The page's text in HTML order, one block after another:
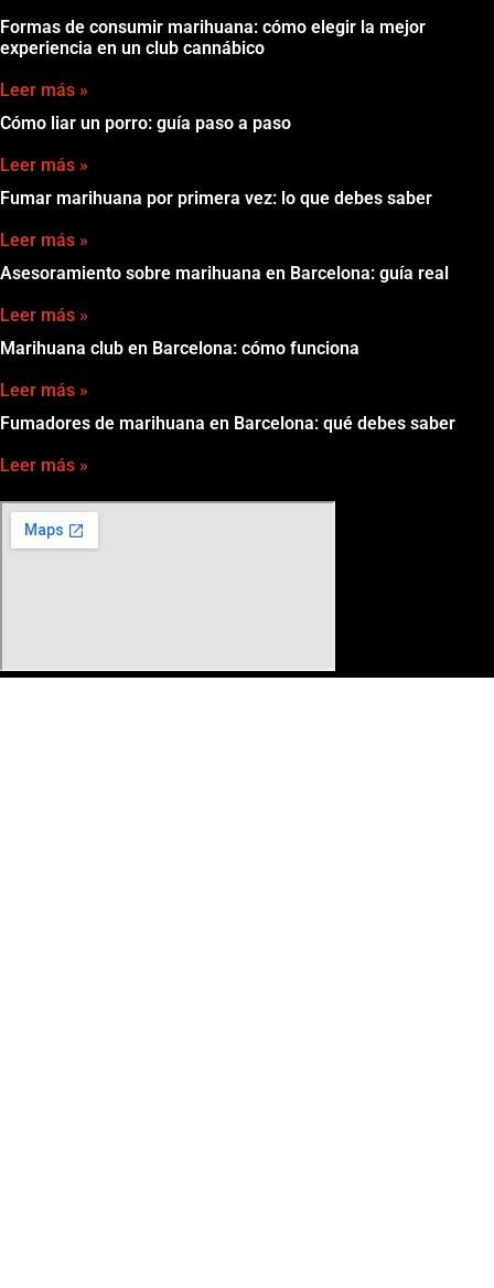
Formas de consumir marihuana: cómo elegir la mejor
experiencia en un club cannábico
Leer más »
Cómo liar un porro: guía paso a paso
Leer más »
Fumar marihuana por primera vez: lo que debes saber
Leer más »
Asesoramiento sobre marihuana en Barcelona: guía real
Leer más »
Marihuana club en Barcelona: cómo funciona
Leer más »
Fumadores de marihuana en Barcelona: qué debes saber
Leer más »